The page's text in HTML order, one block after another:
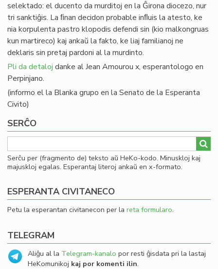
selektado: el ducento da murditoj en la Ĝirona diocezo, nur
tri sanktiĝis. La ﬁnan decidon probable inﬂuis la atesto, ke
nia korpulenta pastro klopodis defendi sin (kio malkongruas
kun martireco) kaj ankaŭ la fakto, ke liaj familianoj ne
deklaris sin pretaj pardoni al la murdinto.
Pli da detaloj danke al Jean Amourou x, esperantologo en
Perpinjano.
(informo el la Blanka grupo en la Senato de la Esperanta
Civito)
SERĈO
Serĉu per (fragmento de) teksto aŭ HeKo-kodo. Minuskloj kaj
majuskloj egalas. Esperantaj literoj ankaŭ en x-formato.
ESPERANTA CIVITANECO
Petu la esperantan civitanecon per la reta formularo.
TELEGRAM
Aliĝu al la Telegram-kanalo por resti ĝisdata pri la lastaj
HeKomunikoj kaj por komenti ilin.